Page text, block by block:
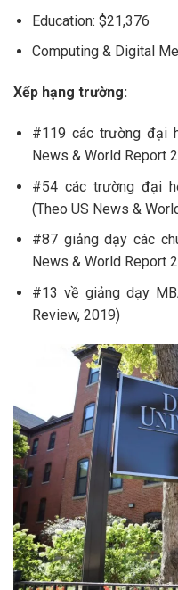
Education: $21,376
Computing & Digital
Xếp hạng trường:
#119 các trường đại
News & World Report
#54 các trường đại
(Theo US News &
#87 giảng dạy các
News & World Report
#13 về giảng dạy
Review, 2019)